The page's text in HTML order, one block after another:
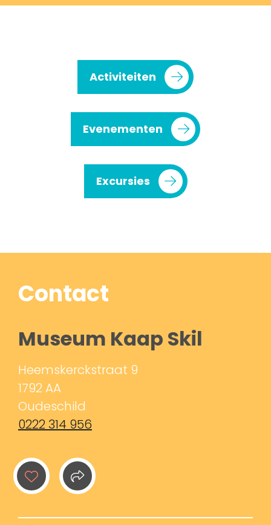
Activiteiten
Evenementen
Excursies
Contact
Museum Kaap Skil
Heemskerckstraat 9
1792 AA
Oudeschild
0222 314 956